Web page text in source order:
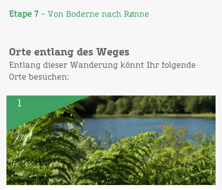
Etape 7– VonBoderne nach Rønne
Orte entlang des Weges
Entlang dieser Wanderung könnt Ihr folgende
Orte besuchen:
1